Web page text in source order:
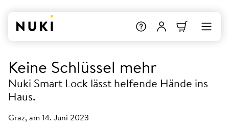
Keine Schlüssel mehr
Nuki Smart Lock lässt helfende Hände ins
Haus.
Graz, am 14. Juni 2023